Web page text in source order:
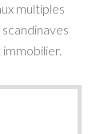
multiples